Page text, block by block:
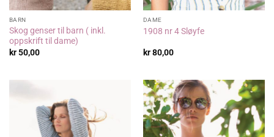
BARN
Skog genser til barn ( inkl.
oppskrift til dame)
kr50,00
DAME
1908 nr 4 Sløyfe
kr80,00